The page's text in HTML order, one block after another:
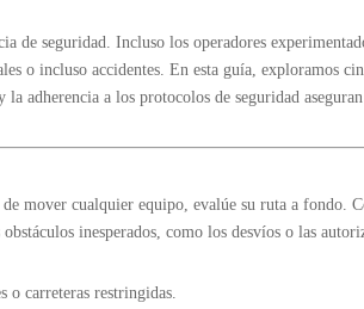
de seguridad. Incluso los operadores
o incluso accidentes. En esta guía, exploramos
adherencia a los protocolos de seguridad
mover cualquier equipo, evalúe su ruta a fondo.
inesperados, como los desvíos o las
o carreteras restringidas.